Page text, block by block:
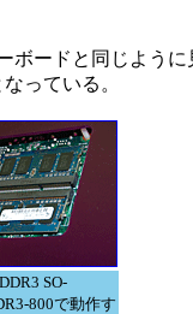
ードと同じように
っている。
SO-
800で動作す